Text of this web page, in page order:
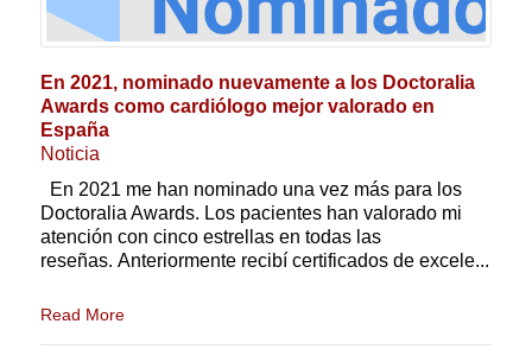
En 2021, nominado nuevamente a los Doctoralia
Awards como cardiólogo mejor valorado en
España
Noticia
En 2021 me han nominado una vez más para los
Doctoralia Awards. Los pacientes han valorado mi
atención con cinco estrellas en todas las
reseñas. Anteriormente recibí certificados de excele...
Read More